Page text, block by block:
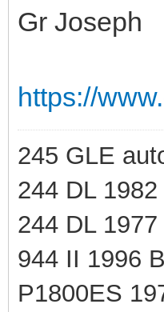
Gr Joseph
https://
245 GLE
244 DL 1982
244 DL
944 II 1996
P1800ES